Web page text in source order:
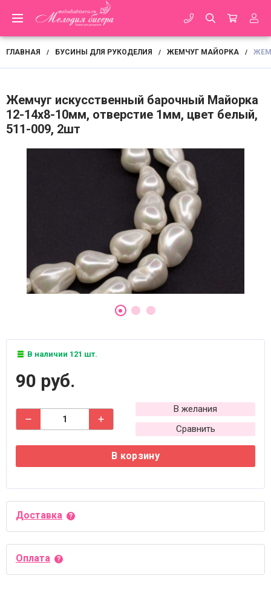
ГЛАВНАЯ / БУСИНЫ ДЛЯ РУКОДЕЛИЯ / ЖЕМЧУГ МАЙОРКА /
Жемчуг искусственный барочный Майорка
12-14х8-10мм, отверстие 1мм, цвет белый,
511-009, 2шт
В наличии 121 шт.
90 руб.
В желания
Сравнить
В корзину
Доставка
Оплата